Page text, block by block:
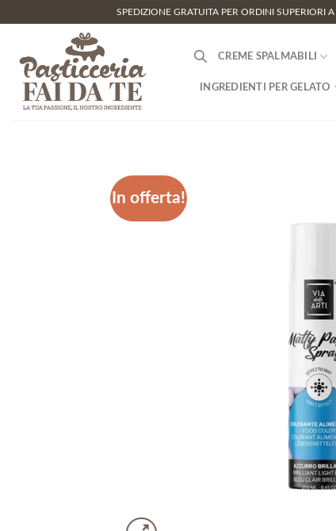
SPEDIZIONE GRATUITA PER ORDINI SUPERIORI
CREME SPALMABILI
INGREDIENTI PER GELATO
In offerta!